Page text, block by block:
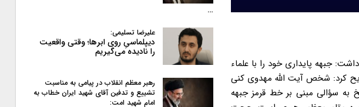
جبهه پایداری خود را با علماء
کرد: شخص آیت الله مهدوی کنی
به سؤالی مبنی بر خط قرمز جبهه
…
علیرضا تسلیمی:
دیپلماسیِ روی ابرها؛ وقتی واقعیت
را نادیده می‌گیریم
رهبر معظم انقلاب در پیامی به‌ مناسبت
تشییع و تدفین آقای شهید ایران خطاب به
امام شهید امت: